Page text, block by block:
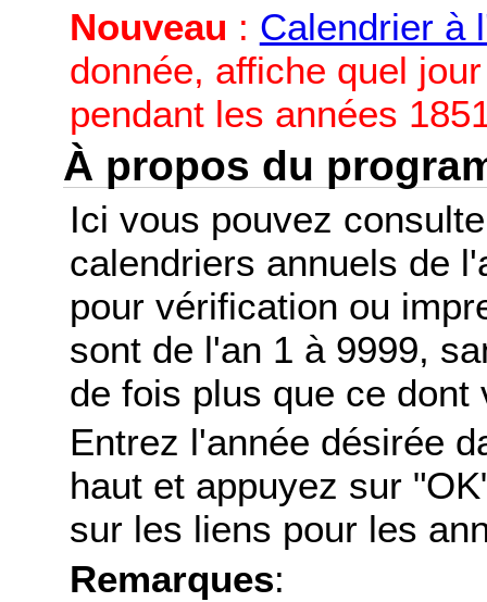
Nouveau : Calendrier à
donnée, affiche quel
pendant les années
À propos du
Ici vous pouvez
calendriers annuels de
pour vérification ou
sont de l'an 1 à 9999,
de fois plus que ce dont
Entrez l'année désirée
haut et appuyez sur
sur les liens pour les
Remarques: